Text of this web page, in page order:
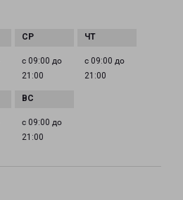
с 09:00 до
21:00
с 09:00 до
21:00
с 09:00 до
21:00